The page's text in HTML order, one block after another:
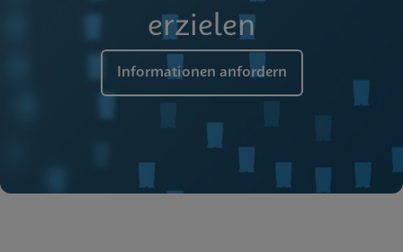
erzielen
Informationen anfordern